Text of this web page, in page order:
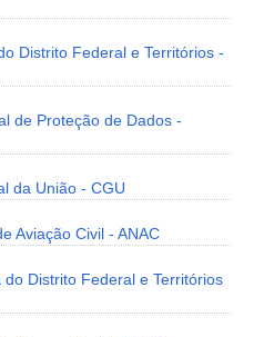
Distrito Federal e Territórios -
de Proteção de Dados -
da União - CGU
Aviação Civil - ANAC
Distrito Federal e Territórios